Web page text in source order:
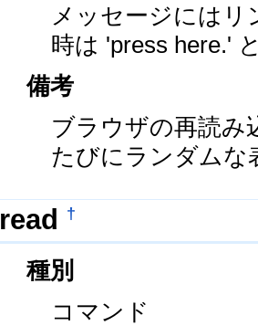
メッセージにはリ
時は 'press here.'
備考
ブラウザの再読み
たびにランダムな
read †
種別
コマンド